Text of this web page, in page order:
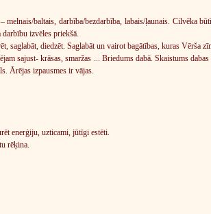
baltais, darbība/bezdarbība, labais/ļaunais. Cilvēka
darbību izvēles priekšā.
saglabāt, diedzēt. Saglabāt un vairot bagātības, kuras Vērša
sajust- krāsas, smaržas ... Briedums dabā. Skaistums
Ārējas izpausmes ir vājas.
enerģiju, uzticami, jūtīgi estēti.
rēķina.